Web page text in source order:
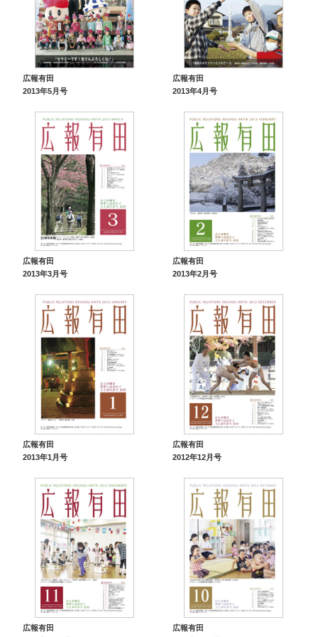
広報有田
2013年5月号
広報有田
2013年4月号
広報有田
2013年3月号
広報有田
2013年2月号
広報有田
2013年1月号
広報有田
2012年12月号
広報有田
広報有田